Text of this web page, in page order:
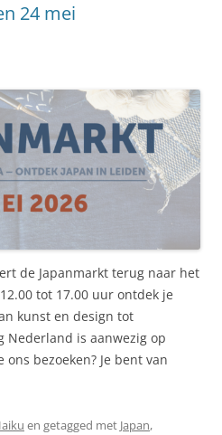
24 mei
de Japanmarkt terug naar het
tot 17.00 uur ontdek je
kunst en design tot
Nederland is aanwezig op
bezoeken? Je bent van
en getagged met Japan,